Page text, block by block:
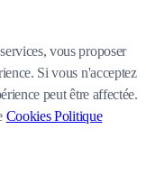
vous proposer
Si vous n'acceptez
peut être affectée.
Cookies Politique